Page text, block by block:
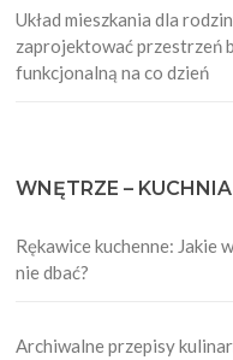
Układ mieszkania dla
zaprojektować przestrzeń
funkcjonalną na co dzień
WNĘTRZE – KUCHNIA
Rękawice kuchenne: Jakie
nie dbać?
Archiwalne przepisy